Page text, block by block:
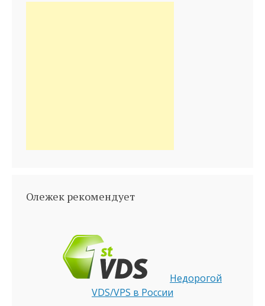
Олежек рекомендует
Недорогой
VDS/VPS в России